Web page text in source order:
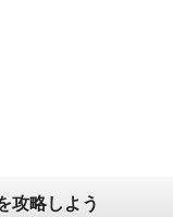
攻略しよう